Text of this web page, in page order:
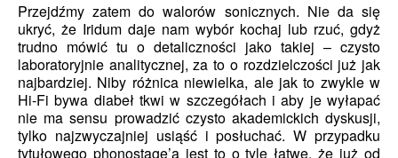
Przejdźmy zatem do walorów sonicznych. Nie da się
ukryć, że Iridum daje nam wybór kochaj lub rzuć, gdyż
trudno mówić tu o detaliczności jako takiej – czysto
laboratoryjnie analitycznej, za to o rozdzielczości już jak
najbardziej. Niby różnica niewielka, ale jak to zwykle w
Hi-Fi bywa diabeł tkwi w szczegółach i aby je wyłapać
nie ma sensu prowadzić czysto akademickich dyskusji,
tylko najzwyczajniej usiąść i posłuchać. W przypadku
tytułowego phonostage’a jest to o tyle łatwe, że już od